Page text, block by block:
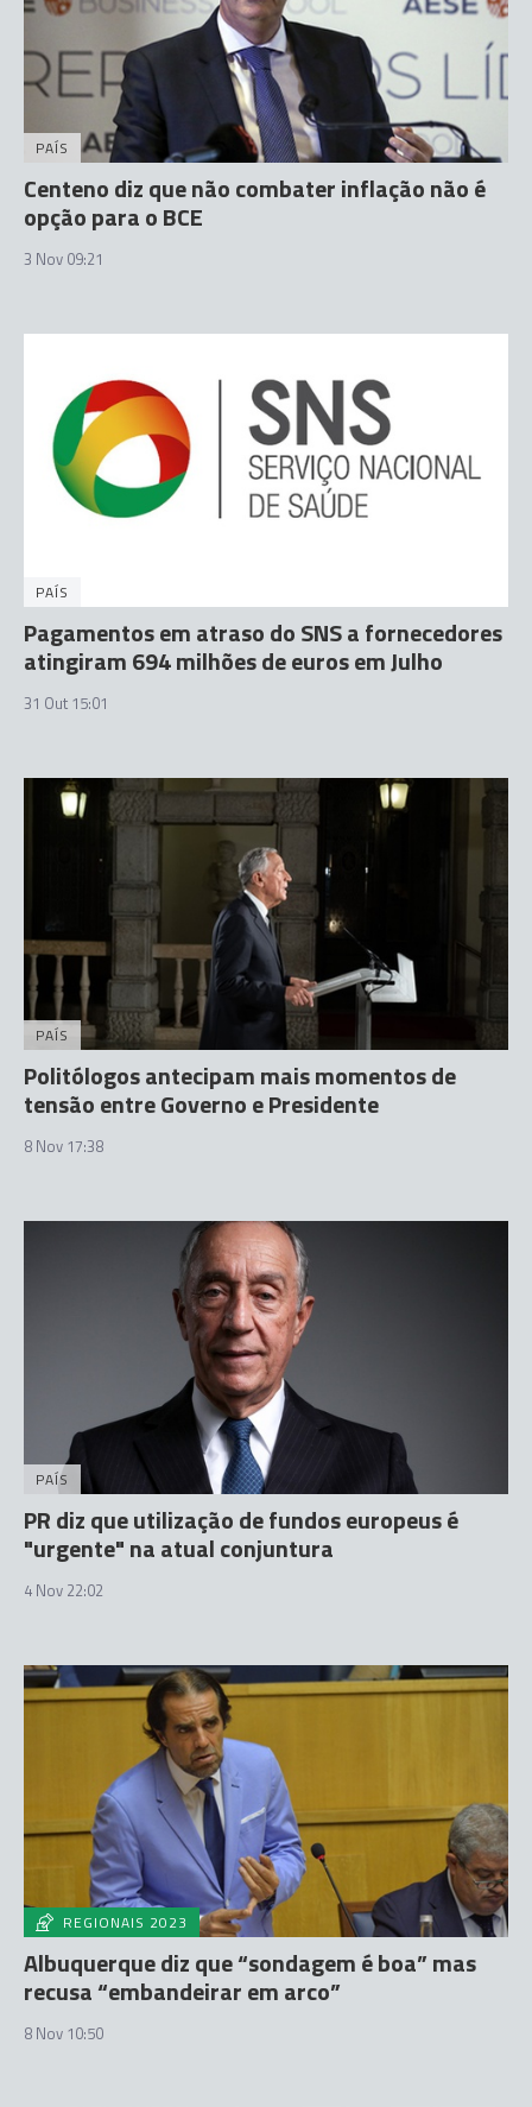
PAÍS
Centeno diz que não combater inflação não é
opção para o BCE
3 Nov 09:21
PAÍS
Pagamentos em atraso do SNS a fornecedores
atingiram 694 milhões de euros em Julho
31 Out 15:01
PAÍS
Politólogos antecipam mais momentos de
tensão entre Governo e Presidente
8 Nov 17:38
PAÍS
PR diz que utilização de fundos europeus é
"urgente" na atual conjuntura
4 Nov 22:02
REGIONAIS 2023
Albuquerque diz que “sondagem é boa” mas
recusa “embandeirar em arco”
8 Nov 10:50